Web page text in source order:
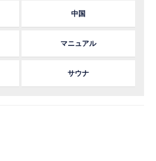
中国
マニュアル
サウナ